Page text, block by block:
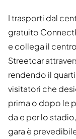
I trasporti dal
gratuito
e collega il
Streetcar
rendendo il
visitatori che
prima o dopo le
da e per lo
gara è